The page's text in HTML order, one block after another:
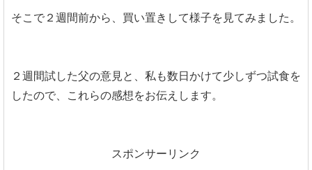
そこで２週間前から、買い置きして様子を見てみました。
２週間試した父の意見と、私も数日かけて少しずつ試食を
したので、これらの感想をお伝えします。
スポンサーリンク